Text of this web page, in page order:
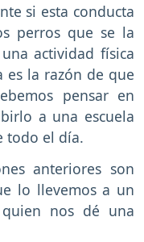
si esta conducta
perros que se la
actividad física
es la razón de que
pensar en
a una escuela
todo el día.
anteriores son
lo llevemos a un
nos dé una